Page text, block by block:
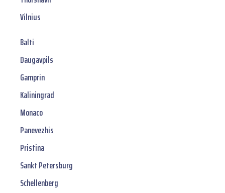
Vilnius
Balti
Daugavpils
Gamprin
Kaliningrad
Monaco
Panevezhis
Pristina
Sankt Petersburg
Schellenberg